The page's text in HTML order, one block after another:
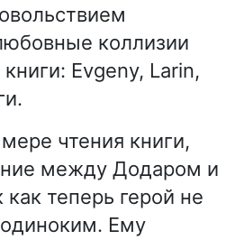
коллизии
Evgeny, Larin,
чтения книги,
между Додаром и
теперь герой не
одиноким. Ему